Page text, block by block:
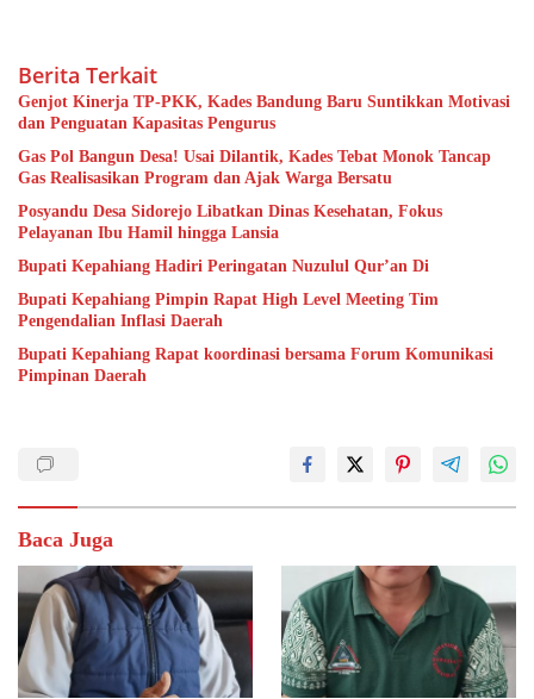
Berita Terkait
Genjot Kinerja TP-PKK, Kades Bandung Baru Suntikkan Motivasi
dan Penguatan Kapasitas Pengurus
Gas Pol Bangun Desa! Usai Dilantik, Kades Tebat Monok Tancap
Gas Realisasikan Program dan Ajak Warga Bersatu
Posyandu Desa Sidorejo Libatkan Dinas Kesehatan, Fokus
Pelayanan Ibu Hamil hingga Lansia
Bupati Kepahiang Hadiri Peringatan Nuzulul Qur’an Di
Bupati Kepahiang Pimpin Rapat High Level Meeting Tim
Pengendalian Inflasi Daerah
Bupati Kepahiang Rapat koordinasi bersama Forum Komunikasi
Pimpinan Daerah
Baca Juga